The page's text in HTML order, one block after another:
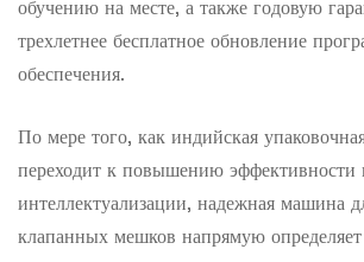
обучению на месте, а также годовую
трехлетнее бесплатное обновление
обеспечения.
По мере того, как индийская
переходит к повышению эффективности
интеллектуализации, надежная машина
клапанных мешков напрямую определяет